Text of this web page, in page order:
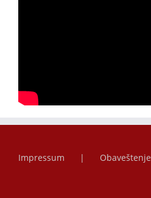
Impressum Obaveštenje